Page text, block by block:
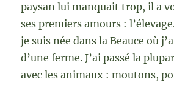
paysan lui manquait trop, il a
ses premiers amours :
je suis née dans la Beauce où
d’une ferme. J’ai passé la
avec les animaux : moutons,